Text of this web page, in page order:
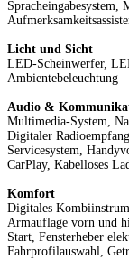
Spracheingabesystem,
Licht und Sicht
LED-Scheinwerfer,
Ambientebeleuchtung
Audio &
Multimedia-System,
Digitaler
Servicesystem,
CarPlay, Kabelloses
Komfort
Digitales
Armauflage vorn und hinten, Servotronic, Lenksäule verstellbar, Keyless-
Start, Fensterheber
Fahrprofilauswahl,